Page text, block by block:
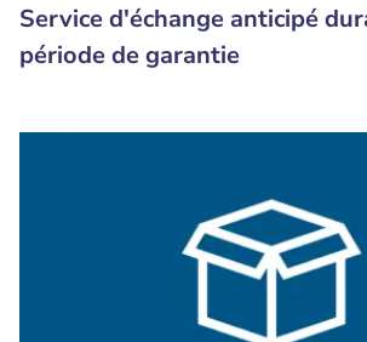
Service d'échange anticipé
période de garantie